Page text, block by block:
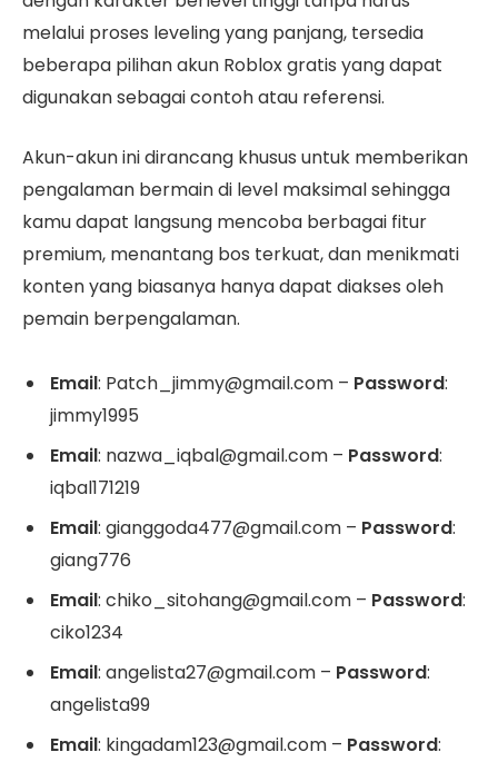
melalui proses leveling yang panjang, tersedia
beberapa pilihan akun Roblox gratis yang dapat
digunakan sebagai contoh atau referensi.
Akun-akun ini dirancang khusus untuk memberikan
pengalaman bermain di level maksimal sehingga
kamu dapat langsung mencoba berbagai fitur
premium, menantang bos terkuat, dan menikmati
konten yang biasanya hanya dapat diakses oleh
pemain berpengalaman.
Email: Patch_jimmy@gmail.com – Password:
jimmy1995
Email: nazwa_iqbal@gmail.com – Password:
iqbal171219
Email: gianggoda477@gmail.com – Password:
giang776
Email: chiko_sitohang@gmail.com – Password:
ciko1234
Email: angelista27@gmail.com – Password:
angelista99
Email: kingadam123@gmail.com – Password: